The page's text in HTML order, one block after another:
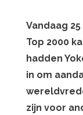
Vandaag
Top 2000
hadden
in om
zijn voor